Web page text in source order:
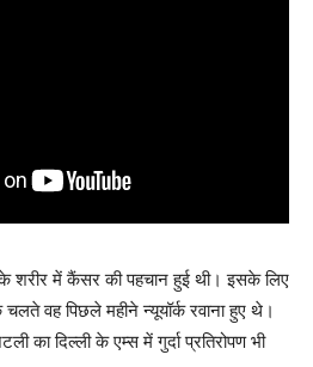
शरीर में कैंसर की पहचान हुई थी। इसके लिए
वह पिछले महीने न्यूयॉर्क रवाना हुए थे।
दिल्ली के एम्स में गुर्दा प्रतिरोपण भी